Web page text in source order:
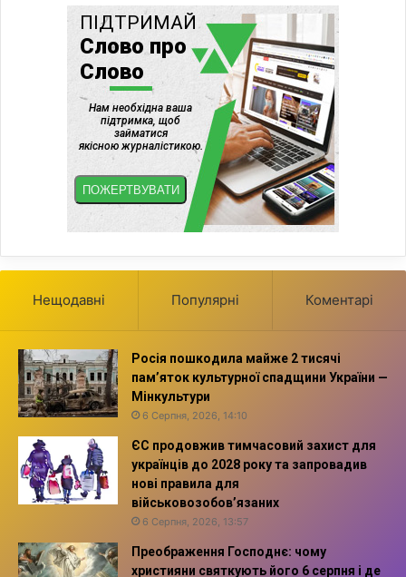
Нещодавні Популярні Коментарі
Росія пошкодила майже 2 тисячі
пам’яток культурної спадщини України —
Мінкультури
6 Серпня, 2026, 14:10
ЄС продовжив тимчасовий захист для
українців до 2028 року та запровадив
нові правила для
військовозобов’язаних
6 Серпня, 2026, 13:57
Преображення Господнє: чому
християни святкують його 6 серпня і де